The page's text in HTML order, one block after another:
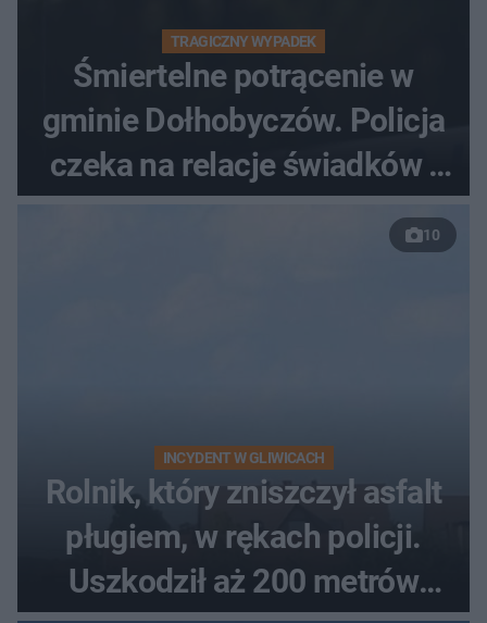
TRAGICZNY WYPADEK
Śmiertelne potrącenie w
gminie Dołhobyczów. Policja
czeka na relacje świadków i
10
INCYDENT W GLIWICACH
Rolnik, który zniszczył asfalt
pługiem, w rękach policji.
Uszkodził aż 200 metrów